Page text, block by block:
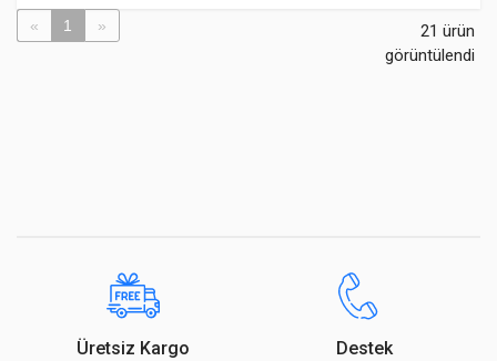
« 1 »
21 ürün
görüntülendi
Üretsiz Kargo Destek